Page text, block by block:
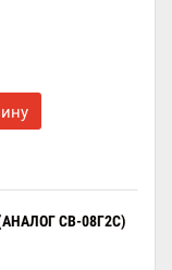
СВ-08Г2С)